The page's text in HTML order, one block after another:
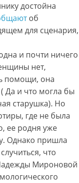
достойна
об
для сценария,
и почти ничего
нет,
помощи, она
Да и что могла бы
старушка). Но
где не была
ее родня уже
Однако пришла
что
Мироновой